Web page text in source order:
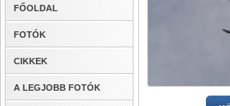
FŐOLDAL
FOTÓK
CIKKEK
A LEGJOBB FOTÓK